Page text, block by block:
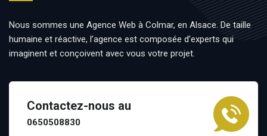
Nous sommes une Agence Web à Colmar, en Alsace. De taille
humaine et réactive, l’agence est composée d’experts qui
imaginent et conçoivent avec vous votre projet.
Contactez-nous au
0650508830